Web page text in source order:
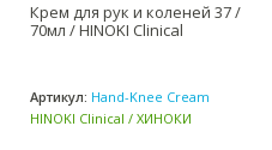
Крем для рук и коленей 37 /
70мл / HINOKI Clinical
Артикул: Hand-Knee Cream
HINOKI Clinical / ХИНОКИ